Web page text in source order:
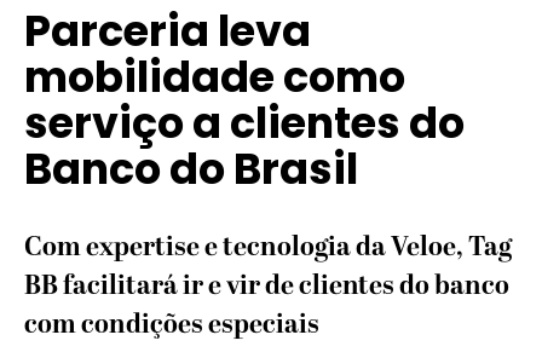
Parceria leva
mobilidade como
serviço a clientes do
Banco do Brasil
Com expertise e tecnologia da Veloe, Tag
BB facilitará ir e vir de clientes do banco
com condições especiais